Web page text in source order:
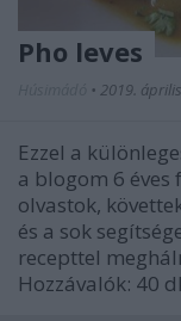
Pho leves
• 2019.
Ezzel a
a blogom 6 éves
olvastok,
és a sok
recepttel
Hozzávalók: 40